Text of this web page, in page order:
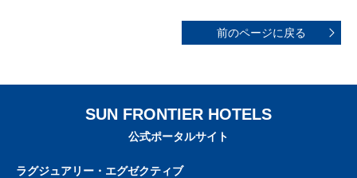
前のページに戻る
SUN FRONTIER HOTELS
公式ポータルサイト
ラグジュアリー・エグゼクティブ